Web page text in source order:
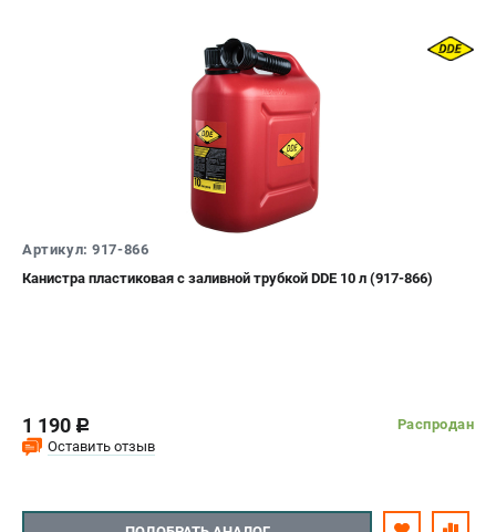
Артикул: 917-866
Канистра пластиковая с заливной трубкой DDE 10 л (917-866)
1 190 c
Распродан
Оставить отзыв